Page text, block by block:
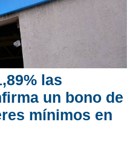
las
un bono de
mínimos en